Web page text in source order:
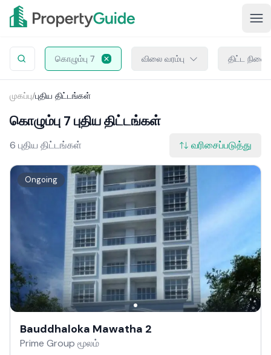
கொழும்பு 7 விலை வரம்பு திட்ட நிலை
முகப்பு/புதிய திட்டங்கள்
கொழும்பு 7 புதிய திட்டங்கள்
6 புதிய திட்டங்கள் வரிசைப்படுத்து
Ongoing
Bauddhaloka Mawatha 2
Prime Group மூலம்